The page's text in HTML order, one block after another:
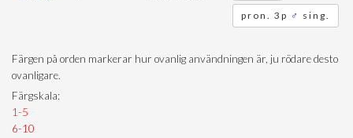
pron. 3p ♂ sing.
Färgen på orden markerar hur ovanlig användningen är, ju rödare desto
ovanligare.
Färgskala:
1-5
6-10